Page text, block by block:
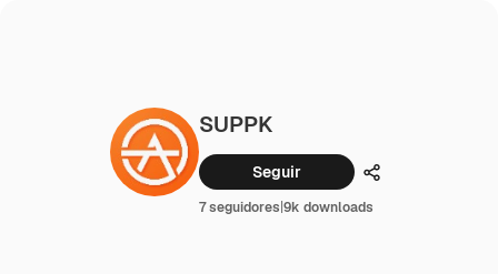
SUPPK
Seguir Compartilhar
7 seguidores|9k downloads